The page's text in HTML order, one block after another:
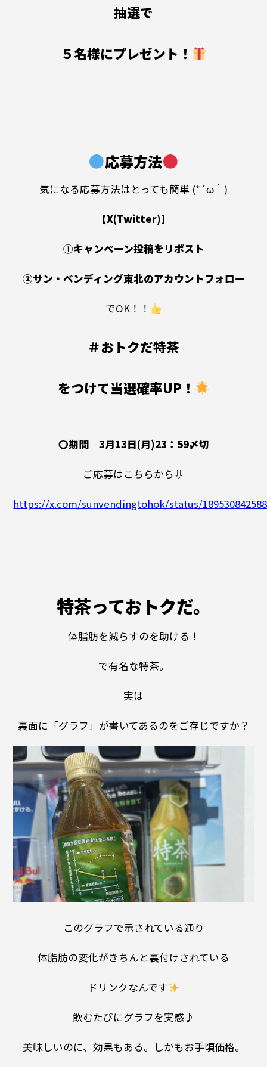
抽選で
５名様にプレゼント！
応募方法
気になる応募方法はとっても簡単 (*´ω｀)
【X(Twitter)】
①キャンペーン投稿をリポスト
②サン・ベンディング東北のアカウントフォロー
でOK！！
＃おトクだ特茶
をつけて当選確率UP！
〇期間 3月13日(月)23：59〆切
ご応募はこちらから⇩
https://x.com/sunvendingtohok/status/
特茶っておトクだ。
体脂肪を減らすのを助ける！
で有名な特茶。
実は
裏面に「グラフ」が書いてあるのをご存じですか？
このグラフで示されている通り
体脂肪の変化がきちんと裏付けされている
ドリンクなんです
飲むたびにグラフを実感♪
美味しいのに、効果もある。しかもお手頃価格。